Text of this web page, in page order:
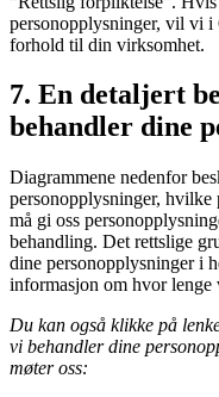
personopplysninger, vil vi
forhold til din virksomhet.
7. En detaljert
behandler dine
Diagrammene nedenfor
personopplysninger, hvilke
må gi oss
behandling. Det rettslige
dine personopplysninger i
informasjon om hvor lenge
Du kan også klikke på
vi behandler dine
møter oss: